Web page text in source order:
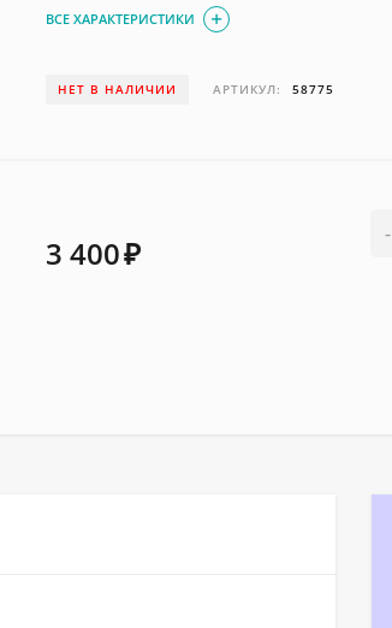
ВСЕ ХАРАКТЕРИСТИКИ
НЕТ В НАЛИЧИИ АРТИКУЛ: 58775
3 400₽
-